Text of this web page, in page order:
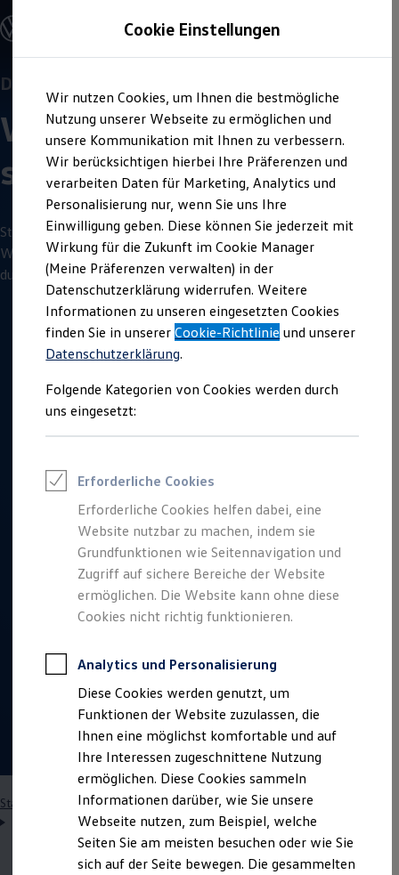
Hauptinhalt
springen
Footer
springen
Offene Stellen entdecken
Einstiegsmöglichkeiten
Schüler
Schülerpraktikum
Schüler Ferienjobs
Einstiegsqualifizierung
Studenten
Praktikum
Abschlussarbeit
Master-Stipendium
Auslandspraktikum
Jobs in Semesterferien
Werkstudentin / Werkstudent
Absolventen
StartUp Direct
Doktorandenprogramm
Volontariat
Berufserfahrene
Direkteinstieg
Jobs in der Volkswagen Group
Jobs in Produktion und Logistik
Talentpool für Fach- und Führungsexpertinnen
Arbeiten bei VW
Was uns ausmacht
Wir bei Volkswagen
Onboarding und Einarbeitung
Unternehmensbereiche
Standorte
Verhaltensgrundsätze
Karriere Magazin
Talentpool
Deine Bewerbung
Onlinebewerbung: So geht's
Bewerbungstipps
Eine Absage - was nun?
Anreise zu Interview oder AC
Kontakt und Hilfe
Barrierefrei bewerben
Triff unsere Recruiter
Events
Duales Studium
Wirtschaftsingenieurwe
senMaschinenbau
Starte zum Wintersemester 2027/2028 dein duales Studium
Wirtschaftsingenieurwesen Maschinenbau. Sichere dir deinen
dualen Studienplatz.
3 MinutenLesezeit
Startseite Einstiegsmöglichkeiten Schüler
Duales Studium
Wirtschaftsingenieurwesen Maschinenbau
Lerne uns persönlich kennen
Schüler
Cookie Einstellungen
Wir nutzen Cookies, um Ihnen die bestmögliche
Nutzung unserer Webseite zu ermöglichen und
unsere Kommunikation mit Ihnen zu verbessern.
Wir berücksichtigen hierbei Ihre Präferenzen und
verarbeiten Daten für Marketing, Analytics und
Personalisierung nur, wenn Sie uns Ihre
Einwilligung geben. Diese können Sie jederzeit mit
Wirkung für die Zukunft im Cookie Manager
(Meine Präferenzen verwalten) in der
Datenschutzerklärung widerrufen. Weitere
Informationen zu unseren eingesetzten Cookies
finden Sie in unsererCookie-Richtlinie und unserer
Datenschutzerklärung.
Folgende Kategorien von Cookies werden durch
uns eingesetzt:
Erforderliche Cookies
Erforderliche Cookies helfen dabei, eine
Website nutzbar zu machen, indem sie
Grundfunktionen wie Seitennavigation und
Zugriff auf sichere Bereiche der Website
ermöglichen. Die Website kann ohne diese
Cookies nicht richtig funktionieren.
Analytics und Personalisierung
Diese Cookies werden genutzt, um
Funktionen der Website zuzulassen, die
Ihnen eine möglichst komfortable und auf
Ihre Interessen zugeschnittene Nutzung
ermöglichen. Diese Cookies sammeln
Informationen darüber, wie Sie unsere
Webseite nutzen, zum Beispiel, welche
Seiten Sie am meisten besuchen oder wie Sie
sich auf der Seite bewegen. Die gesammelten